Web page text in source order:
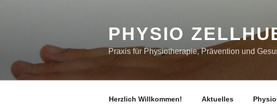
PHYSIO
Praxis für Physiotherapie, Prävention und
Herzlich Willkommen! Aktuelles